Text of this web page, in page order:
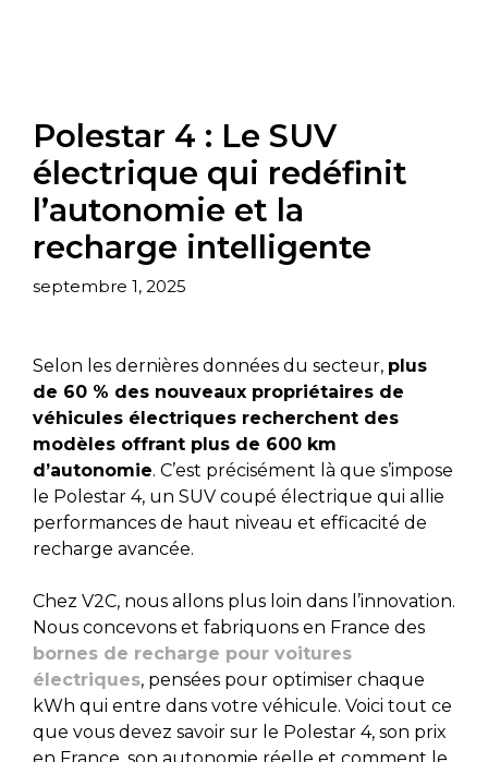
Polestar 4 : Le SUV
électrique qui redéfinit
l’autonomie et la
recharge intelligente
septembre 1, 2025
Selon les dernières données du secteur, plus
de 60 % des nouveaux propriétaires de
véhicules électriques recherchent des
modèles offrant plus de 600 km
d’autonomie. C’est précisément là que s’impose
le Polestar 4, un SUV coupé électrique qui allie
performances de haut niveau et efficacité de
recharge avancée.
Chez V2C, nous allons plus loin dans l’innovation.
Nous concevons et fabriquons en France des
bornes de recharge pour voitures
électriques, pensées pour optimiser chaque
kWh qui entre dans votre véhicule. Voici tout ce
que vous devez savoir sur le Polestar 4, son prix